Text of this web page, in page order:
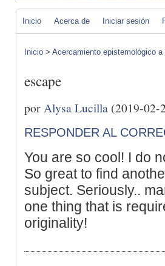
Inicio Acerca de Iniciar sesión
Inicio > Acercamiento epistemológico
escape
por Alysa Lucilla (2019-02-
RESPONDER AL
You are so cool! I do
So great to find
subject. Seriously..
one thing that is
originality!